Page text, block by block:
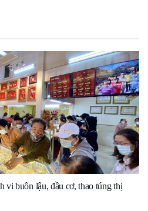
vi buôn lậu, đầu cơ, thao túng thị